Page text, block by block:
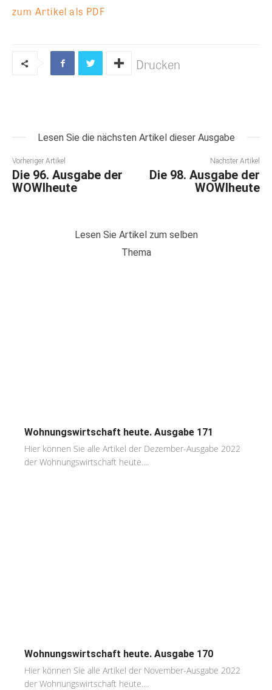
zum Artikel als PDF
Drucken
Lesen Sie die nächsten Artikel dieser Ausgabe
Vorheriger Artikel
Die 96. Ausgabe der
WOWIheute
Nächster Artikel
Die 98. Ausgabe der
WOWIheute
Lesen Sie Artikel zum selben
Thema
Wohnungswirtschaft heute. Ausgabe 171
Hier können Sie alle Artikel der Dezember-Ausgabe 2022
der Wohnungswirtschaft heute....
Wohnungswirtschaft heute. Ausgabe 170
Hier können Sie alle Artikel der November-Ausgabe 2022
der Wohnungswirtschaft heute....